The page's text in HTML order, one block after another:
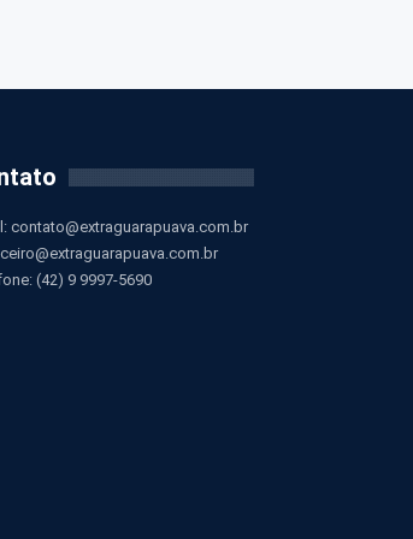
contato@extraguarapuava.com.br
(42) 9 9997-5690